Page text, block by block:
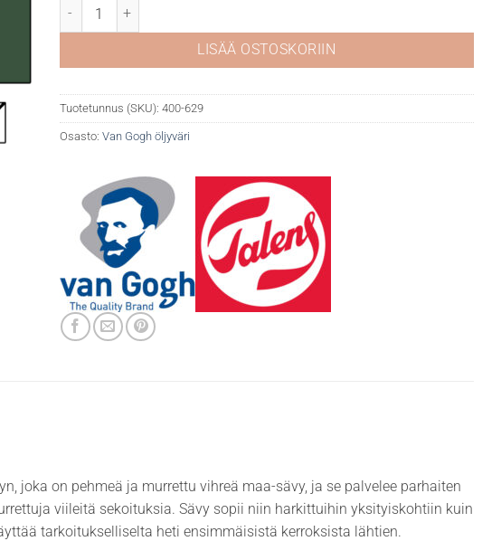
Van Gogh öljyväri 629 Green Earth määrä
LISÄÄ OSTOSKORIIN
Tuotetunnus (SKU): 400-629
Osasto: Van Gogh öljyväri
joka on pehmeä ja murrettu vihreä maa-sävy, ja se palvelee parhaiten
viileitä sekoituksia. Sävy sopii niin harkittuihin yksityiskohtiin kuin
tarkoitukselliselta heti ensimmäisistä kerroksista lähtien.